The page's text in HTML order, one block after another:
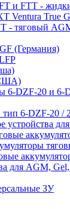
и FTT -
Ventura True
- тяговый
(Германия)
6-DZF-20 и 6-
тип 6-DZF-20 /
устройства
для AGM,
ЗУ